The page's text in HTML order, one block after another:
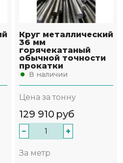
Круг металлический
36 мм
горячекатаный
обычной точности
прокатки
В наличии
Цена за тонну
129 910 руб
− +
За метр